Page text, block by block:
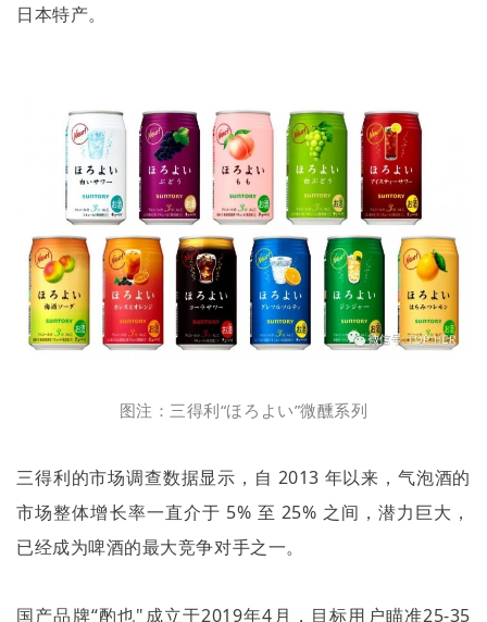
日本特产。
图注：三得利“ほろよい”微醺系列
三得利的市场调查数据显示，自 2013 年以来，气泡酒的
市场整体增长率一直介于 5% 至 25% 之间，潜力巨大，
已经成为啤酒的最大竞争对手之一。
国产品牌“酌也"成立于2019年4月，目标用户瞄准25-35